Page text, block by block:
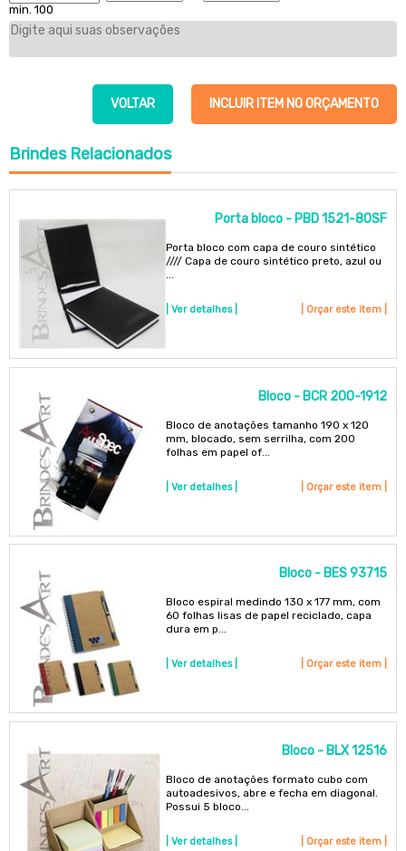
min. 100
INCLUIR ITEM NO ORÇAMENTO
VOLTAR
BrindesRelacionados
Porta bloco - PBD 1521-80SF
Porta bloco com capa de couro sintético
//// Capa de couro sintético preto, azul ou
...
| Ver detalhes | | Orçar este item |
Bloco - BCR 200-1912
Bloco de anotações tamanho 190 x 120
mm, blocado, sem serrilha, com 200
folhas em papel of...
| Ver detalhes | | Orçar este item |
Bloco - BES 93715
Bloco espiral medindo 130 x 177 mm, com
60 folhas lisas de papel reciclado, capa
dura em p...
| Ver detalhes | | Orçar este item |
Bloco - BLX 12516
Bloco de anotações formato cubo com
autoadesivos, abre e fecha em diagonal.
Possui 5 bloco...
| Ver detalhes | | Orçar este item |